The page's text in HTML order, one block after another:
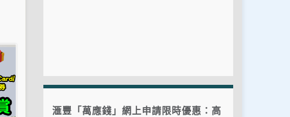
滙豐「萬應錢」網上申請限時優惠：高